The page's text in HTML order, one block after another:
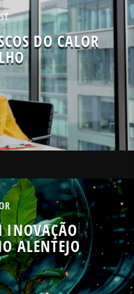
DO CALOR
INOVAÇÃO
ALENTEJO